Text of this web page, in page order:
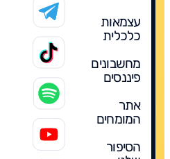
עצמאות
כלכלית
מחשבונים
פיננסים
אתר
המומחים
הסיפור